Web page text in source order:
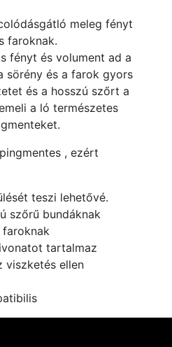
meleg fényt
faroknak.
fényt és volument ad a
sörény és a farok gyors
és a hosszú szőrt a
a ló természetes
, ezért
teszi lehetővé.
szőrű bundáknak
faroknak
tartalmaz
viszketés ellen